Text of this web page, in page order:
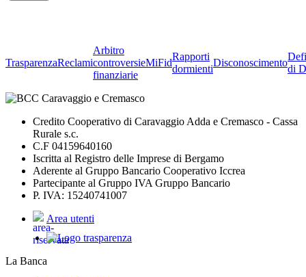
TrasparenzaReclami
Arbitro
controversie
finanziarie
MiFid
Rapporti
dormienti
Disconoscimento
di
Credito Cooperativo di Caravaggio Adda e Cremasco - Cassa
Rurale s.c.
C.F 04159640160
Iscritta al Registro delle Imprese di Bergamo
Aderente al Gruppo Bancario Cooperativo Iccrea
Partecipante al Gruppo IVA Gruppo Bancario
P. IVA: 15240741007
Area utenti
La Banca